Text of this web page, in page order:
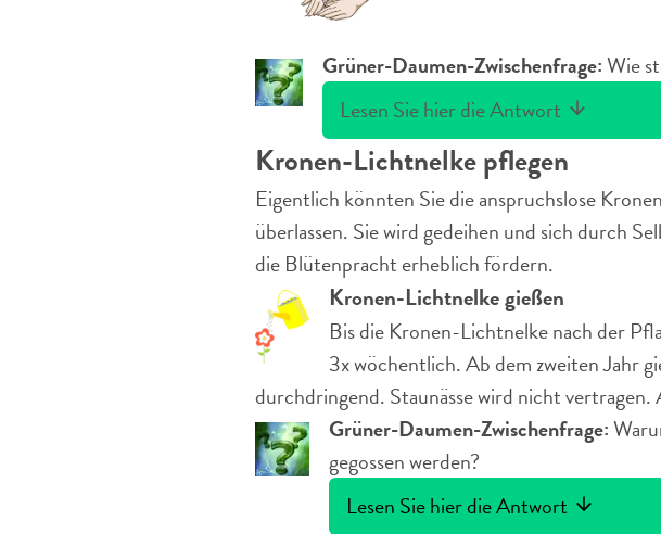
Grüner-Daumen-Zwischenfrage:Wie
Lesen Sie hier die Antwort
Kronen-Lichtnelke pflegen
Eigentlich könnten Sie die anspruchslose
überlassen. Sie wird gedeihen und sich durch
die Blütenpracht erheblich fördern.
Kronen-Lichtnelke gießen
Bis die Kronen-Lichtnelke nach der
3x wöchentlich. Ab dem zweiten Jahr
durchdringend. Staunässe wird nicht vertragen.
Grüner-Daumen-Zwischenfrage:
gegossen werden?
Lesen Sie hier die Antwort